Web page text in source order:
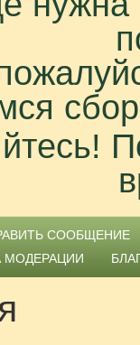
СООБЩЕНИЕ
МОДЕРАЦИИ